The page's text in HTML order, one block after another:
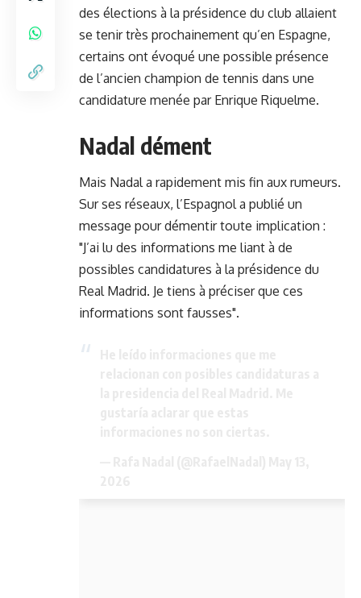
des élections à la présidence du club allaient
se tenir très prochainement qu’en Espagne,
certains ont évoqué une possible présence
de l’ancien champion de tennis dans une
candidature menée par Enrique Riquelme.
Nadal dément
Mais Nadal a rapidement mis fin aux rumeurs.
Sur ses réseaux, l’Espagnol a publié un
message pour démentir toute implication :
"J’ai lu des informations me liant à de
possibles candidatures à la présidence du
Real Madrid. Je tiens à préciser que ces
informations sont fausses".